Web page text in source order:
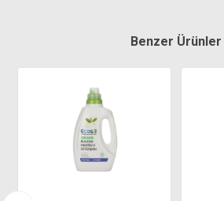
Benzer Ürünler